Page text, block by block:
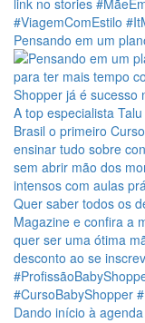
Pensando em um
Dando início à